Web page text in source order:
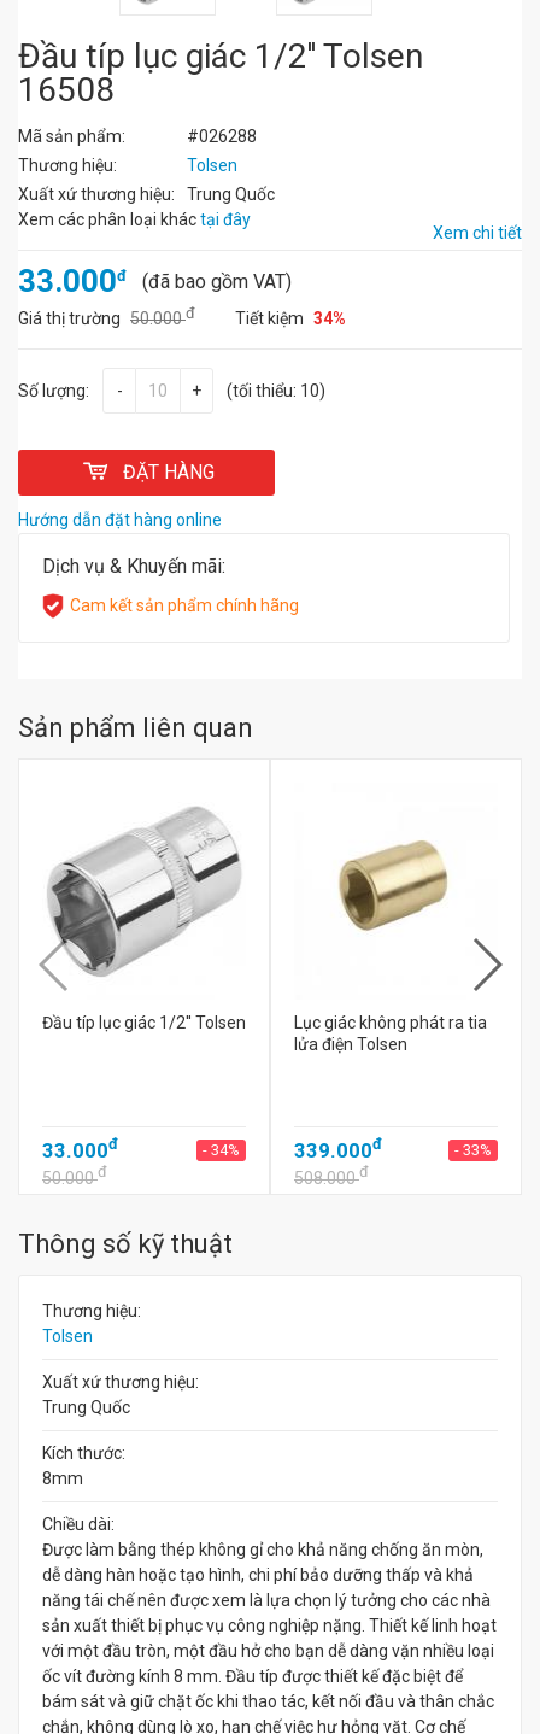
Đầu típ lục giác 1/2'' Tolsen
16508
Mã sản phẩm:
#026288
Thương hiệu:
Tolsen
Xuất xứ thương hiệu:
Trung Quốc
Xem các phân loại kháctại đây
Xem chi tiết
33.000đ (đã bao gồm VAT)
Giá thị trường 50.000đ Tiết kiệm 34%
Số lượng: - + (tối thiểu: 10)
ĐẶT HÀNG
Hướng dẫn đặt hàng online
Dịch vụ & Khuyến mãi:
Cam kết sản phẩm chính hãng
Sản phẩm liên quan
Đầu típ lục giác 1/2'' Tolsen
33.000đ - 34%
50.000đ
Lục giác không phát ra tia
lửa điện Tolsen
339.000đ - 33%
508.000đ
Thông số kỹ thuật
Thương hiệu:
Tolsen
Xuất xứ thương hiệu:
Trung Quốc
Kích thước:
8mm
Chiều dài:
Được làm bằng thép không gỉ cho khả năng chống ăn mòn,
dễ dàng hàn hoặc tạo hình, chi phí bảo dưỡng thấp và khả
năng tái chế nên được xem là lựa chọn lý tưởng cho các nhà
sản xuất thiết bị phục vụ công nghiệp nặng. Thiết kế linh hoạt
với một đầu tròn, một đầu hở cho bạn dễ dàng vặn nhiều loại
ốc vít đường kính 8 mm. Đầu típ được thiết kế đặc biệt để
bám sát và giữ chặt ốc khi thao tác, kết nối đầu và thân chắc
chắn, không dùng lò xo, hạn chế việc hư hỏng vặt. Cơ chế